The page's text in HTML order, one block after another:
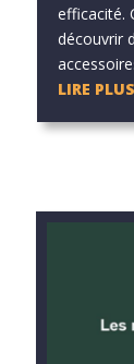
efficacité.
découvrir
LIRE PLUS